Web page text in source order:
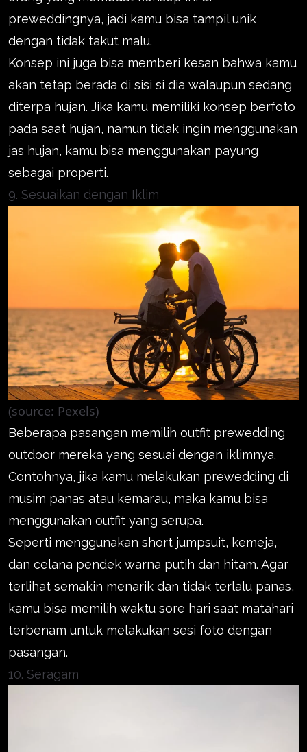
preweddingnya, jadi kamu bisa tampil unik
dengan tidak takut malu.
Konsep ini juga bisa memberi kesan bahwa kamu
akan tetap berada di sisi si dia walaupun sedang
diterpa hujan. Jika kamu memiliki konsep berfoto
pada saat hujan, namun tidak ingin menggunakan
jas hujan, kamu bisa menggunakan payung
sebagai properti.
9. Sesuaikan dengan Iklim
(source: Pexels)
Beberapa pasangan memilih outfit prewedding
outdoor mereka yang sesuai dengan iklimnya.
Contohnya, jika kamu melakukan prewedding di
musim panas atau kemarau, maka kamu bisa
menggunakan outfit yang serupa.
Seperti menggunakan short jumpsuit, kemeja,
dan celana pendek warna putih dan hitam. Agar
terlihat semakin menarik dan tidak terlalu panas,
kamu bisa memilih waktu sore hari saat matahari
terbenam untuk melakukan sesi foto dengan
pasangan.
10. Seragam